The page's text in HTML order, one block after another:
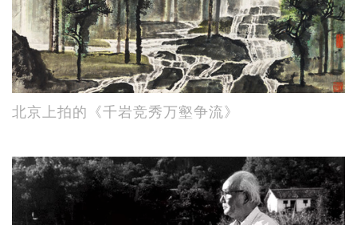
北京上拍的《千岩竞秀万壑争流》